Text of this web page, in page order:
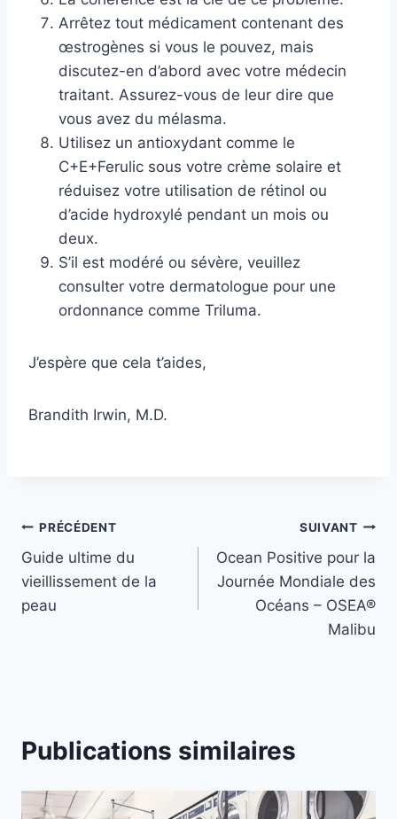
Arrêtez tout médicament contenant des
œstrogènes si vous le pouvez, mais
discutez-en d’abord avec votre médecin
traitant. Assurez-vous de leur dire que
vous avez du mélasma.
Utilisez un antioxydant comme le
C+E+Ferulic sous votre crème solaire et
réduisez votre utilisation de rétinol ou
d’acide hydroxylé pendant un mois ou
deux.
S’il est modéré ou sévère, veuillez
consulter votre dermatologue pour une
ordonnance comme Triluma.
J’espère que cela t’aides,
Brandith Irwin, M.D.
Navigation
de
l’article
PRÉCÉDENT
Guide ultime du
vieillissement de la
peau
SUIVANT
Ocean Positive pour la
Journée Mondiale des
Océans – OSEA®
Malibu
Publications similaires